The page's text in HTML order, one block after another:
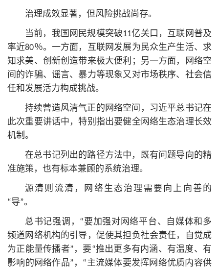
治理成效显著，但风险挑战尚存。
当前，我国网民规模突破11亿关口，互联网普及
率近80％。一方面，互联网发展为民众生产生活、求
知求美、创新创造带来极大便利；另一方面，网络空
间的诈骗、谣言、暴力等现象又对市场秩序、社会信
任和发展活力构成挑战。
持续营造风清气正的网络空间，习近平总书记在
此次重要讲话中，特别指出要健全网络生态治理长效
机制。
在总书记列出的路径方法中，既有问题导向的精
准施策，也有标本兼顾的系统治理。
源清则流清，网络生态治理需要向上向善的
“导”。
总书记强调，“要加强对网络平台、自媒体和多
频道网络机构的引导，促使其担负社会责任，自觉成
为正能量传播者”，要“推出更多有内涵、有温度、有
影响的网络作品”，“主流媒体要发挥网络优质内容供